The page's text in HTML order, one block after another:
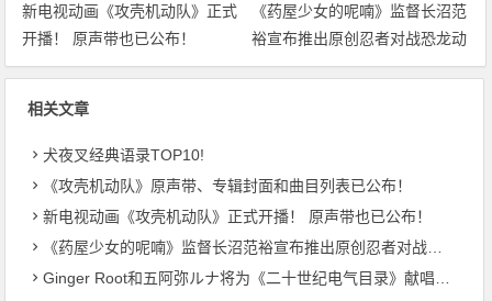
新电视动画《攻壳机动队》正式
开播！ 原声带也已公布！
《药屋少女的呢喃》监督长沼范
裕宣布推出原创忍者对战恐龙动
画！
相关文章
犬夜叉经典语录TOP10!
《攻壳机动队》原声带、专辑封面和曲目列表已公布！
新电视动画《攻壳机动队》正式开播！ 原声带也已公布！
《药屋少女的呢喃》监督长沼范裕宣布推出原创忍者对战恐龙动画！
Ginger Root和五阿弥ルナ将为《二十世纪电气目录》献唱主题曲